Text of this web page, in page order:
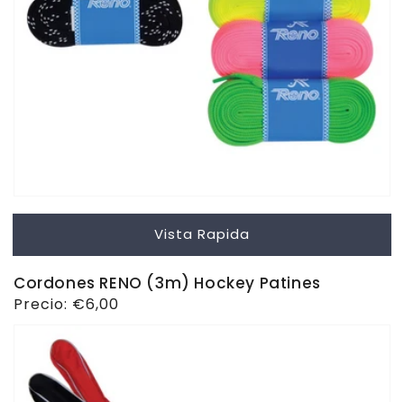
Vista Rapida
Cordones RENO (3m) Hockey Patines
Precio
Precio: €6,00